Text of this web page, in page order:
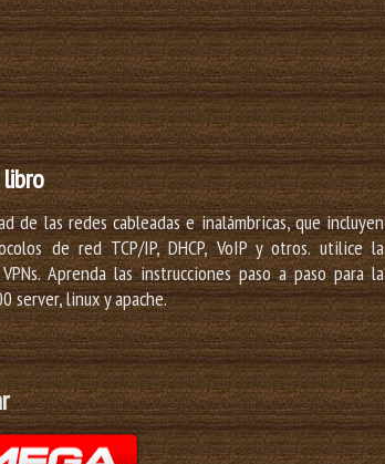
las redes cableadas e inalámbricas, que incluyen
de red TCP/IP, DHCP, VoIP y otros. utilice la
Aprenda las instrucciones paso a paso para la
server, linux y apache.